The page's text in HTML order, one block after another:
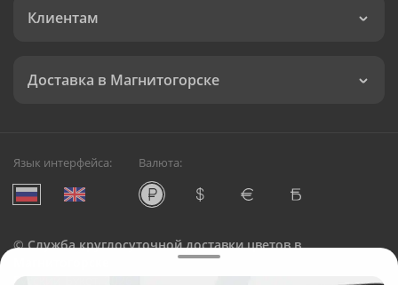
Клиентам
Доставка в Магнитогорске
Язык интерфейса: Валюта:
©Служба круглосуточной доставки цветов в
Русский Букет, 2026